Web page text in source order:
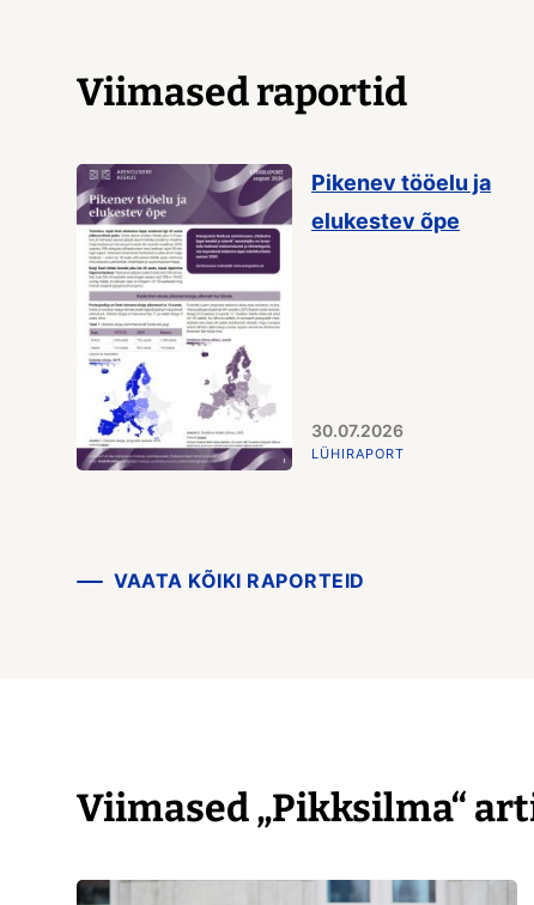
Viimased raportid
Pikenev tööelu ja
elukestev õpe
30.07.2026
LÜHIRAPORT
VAATA KÕIKI RAPORTEID
Viimased „Pikksilma“